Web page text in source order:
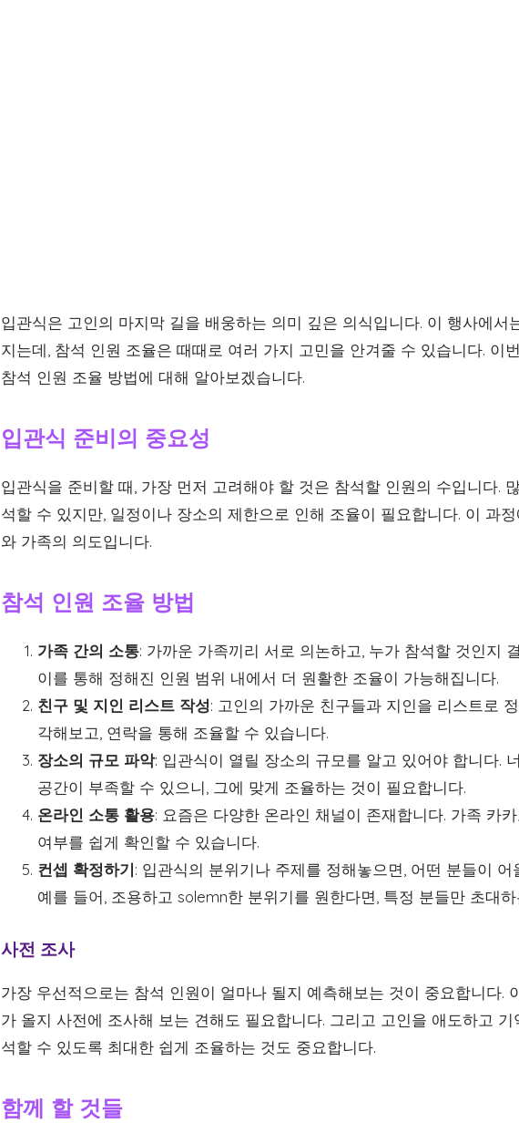
입관식은 고인의 마지막 길을 배웅하는 의미 깊은 의식입니다. 이 행사에서
지는데, 참석 인원 조율은 때때로 여러 가지 고민을 안겨줄 수 있습니다. 이
참석 인원 조율 방법에 대해 알아보겠습니다.
입관식 준비의 중요성
입관식을 준비할 때, 가장 먼저 고려해야 할 것은 참석할 인원의 수입니다.
석할 수 있지만, 일정이나 장소의 제한으로 인해 조율이 필요합니다. 이 과
와 가족의 의도입니다.
참석 인원 조율 방법
가족 간의 소통: 가까운 가족끼리 서로 의논하고, 누가 참석할 것인지
이를 통해 정해진 인원 범위 내에서 더 원활한 조율이 가능해집니다.
친구 및 지인 리스트 작성: 고인의 가까운 친구들과 지인을 리스트로
각해보고, 연락을 통해 조율할 수 있습니다.
장소의 규모 파악: 입관식이 열릴 장소의 규모를 알고 있어야 합니다.
공간이 부족할 수 있으니, 그에 맞게 조율하는 것이 필요합니다.
온라인 소통 활용: 요즘은 다양한 온라인 채널이 존재합니다. 가족 카
여부를 쉽게 확인할 수 있습니다.
컨셉 확정하기: 입관식의 분위기나 주제를 정해놓으면, 어떤 분들이
예를 들어, 조용하고 solemn한 분위기를 원한다면, 특정 분들만 초대
사전 조사
가장 우선적으로는 참석 인원이 얼마나 될지 예측해보는 것이 중요합니다.
가 올지 사전에 조사해 보는 견해도 필요합니다. 그리고 고인을 애도하고
석할 수 있도록 최대한 쉽게 조율하는 것도 중요합니다.
함께 할 것들